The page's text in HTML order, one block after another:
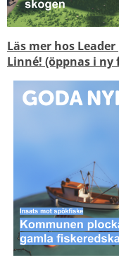
Läs mer hos Leader
Linné! (öppnas i ny